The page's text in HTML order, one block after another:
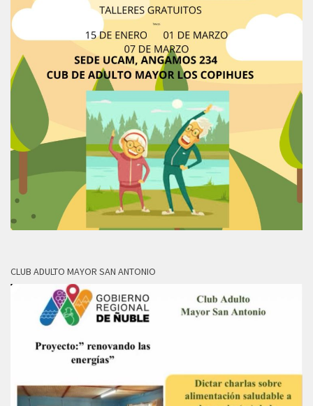
CLUB ADULTO MAYOR SAN ANTONIO